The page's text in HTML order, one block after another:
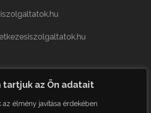
az Ön adatait
az élmény javítása érdekében
Czech
German